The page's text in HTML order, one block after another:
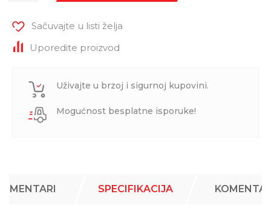
Sačuvajte u listi želja
Uporedite proizvod
Uživajte u brzoj i sigurnoj kupovini.
Mogućnost besplatne isporuke!
SPECIFIKACIJA